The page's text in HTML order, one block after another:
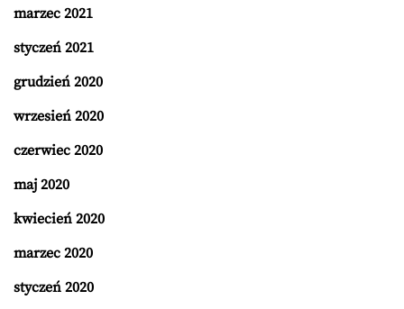
marzec 2021
styczeń 2021
grudzień 2020
wrzesień 2020
czerwiec 2020
maj 2020
kwiecień 2020
marzec 2020
styczeń 2020